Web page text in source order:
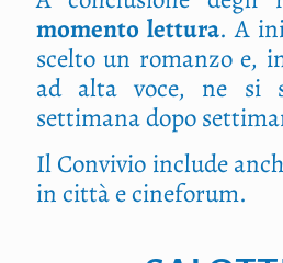
momento lettura. A
scelto un romanzo e,
ad alta voce, ne si
settimana dopo
Il Convivio include
in città e cineforum.